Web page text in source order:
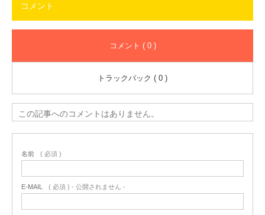
コメント
コメント ( 0 )
トラックバック ( 0 )
この記事へのコメントはありません。
名前 ( 必須 )
E-MAIL ( 必須 ) - 公開されません -